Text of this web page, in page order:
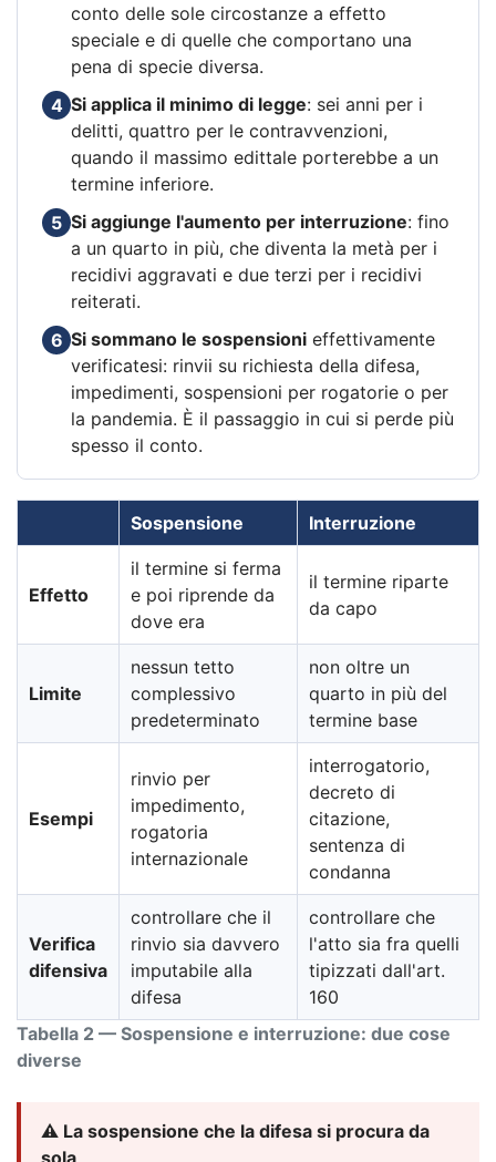
conto delle sole circostanze a effetto
speciale e di quelle che comportano una
pena di specie diversa.
4 Si applica il minimo di legge: sei anni per i
delitti, quattro per le contravvenzioni,
quando il massimo edittale porterebbe a un
termine inferiore.
5 Si aggiunge l'aumento per interruzione: fino
a un quarto in più, che diventa la metà per i
recidivi aggravati e due terzi per i recidivi
reiterati.
6 Si sommano le sospensioni effettivamente
verificatesi: rinvii su richiesta della difesa,
impedimenti, sospensioni per rogatorie o per
la pandemia. È il passaggio in cui si perde più
spesso il conto.
Tabella 2 — Sospensione e interruzione: due cose
diverse
Sospensione Interruzione
Effetto
il termine si ferma
e poi riprende da
dove era
il termine riparte
da capo
Limite
nessun tetto
complessivo
predeterminato
non oltre un
quarto in più del
termine base
Esempi
rinvio per
impedimento,
rogatoria
internazionale
interrogatorio,
decreto di
citazione,
sentenza di
condanna
Verifica
difensiva
controllare che il
rinvio sia davvero
imputabile alla
difesa
controllare che
l'atto sia fra quelli
tipizzati dall'art.
160
⚠️ La sospensione che la difesa si procura da
sola